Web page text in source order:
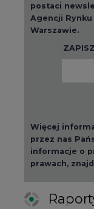
postaci
Agencji Rynku
Warszawie.
Więcej
przez nas
informacje o
prawach,